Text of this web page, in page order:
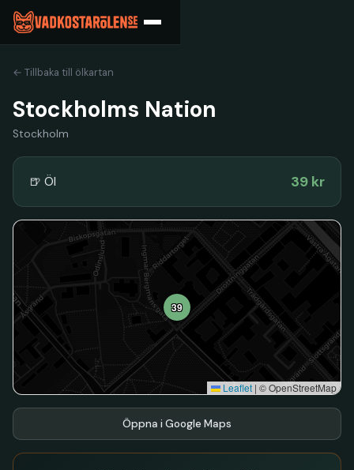
← Tillbaka till ölkartan
Stockholms Nation
Stockholm
🍺 Öl 39 kr
39
Leaflet | © OpenStreetMap
Öppna i Google Maps